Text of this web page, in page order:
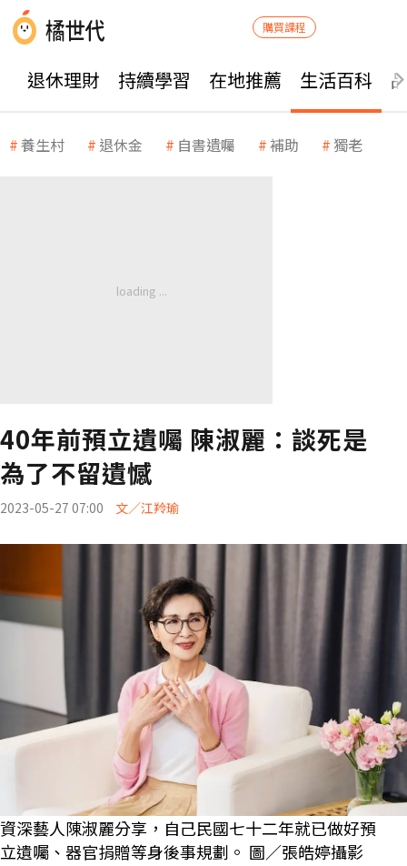
購買課程
退休理財 持續學習 在地推薦 生活百科
養生村 退休金 自書遺囑 補助 獨老
40年前預立遺囑 陳淑麗：談死是
為了不留遺憾
2023-05-27 07:00 文／江羚瑜
資深藝人陳淑麗分享，自己民國七十二年就已做好預
立遺囑、器官捐贈等身後事規劃。 圖／張皓婷攝影